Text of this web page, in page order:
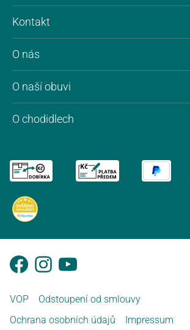
Kontakt
O nás
O naší obuvi
O chodidlech
VOP
Odstoupení od smlouvy
Ochrana osobních údajů
Impressum